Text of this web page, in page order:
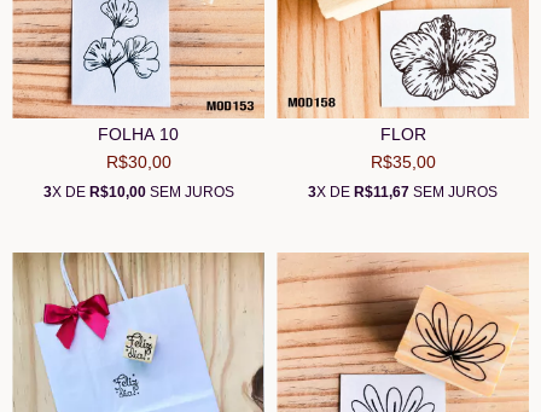
FOLHA 10
R$30,00
3X DE R$10,00SEM JUROS
FLOR
R$35,00
3X DE R$11,67 SEM JUROS